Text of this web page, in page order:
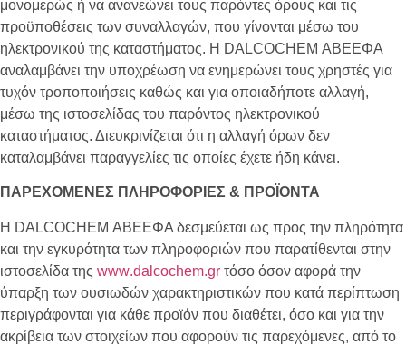
μονομερώς ή να ανανεώνει τους παρόντες όρους και τις
προϋποθέσεις των συναλλαγών, που γίνονται μέσω του
ηλεκτρονικού της καταστήματος. Η DALCOCHEM ΑΒΕΕΦΑ
αναλαμβάνει την υποχρέωση να ενημερώνει τους χρηστές για
τυχόν τροποποιήσεις καθώς και για οποιαδήποτε αλλαγή,
μέσω της ιστοσελίδας του παρόντος ηλεκτρονικού
καταστήματος. Διευκρινίζεται ότι η αλλαγή όρων δεν
καταλαμβάνει παραγγελίες τις οποίες έχετε ήδη κάνει.
ΠΑΡΕΧΟΜΕΝΕΣ ΠΛΗΡΟΦΟΡΙΕΣ & ΠΡΟΪΟΝΤΑ
H DALCOCHEM ΑΒΕΕΦΑ δεσμεύεται ως προς την πληρότητα
και την εγκυρότητα των πληροφοριών που παρατίθενται στην
ιστοσελίδα της www.dalcochem.gr τόσο όσον αφορά την
ύπαρξη των ουσιωδών χαρακτηριστικών που κατά περίπτωση
περιγράφονται για κάθε προϊόν που διαθέτει, όσο και για την
ακρίβεια των στοιχείων που αφορούν τις παρεχόμενες, από το